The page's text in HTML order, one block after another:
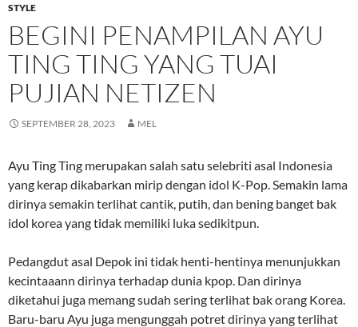
STYLE
BEGINI PENAMPILAN AYU
TING TING YANG TUAI
PUJIAN NETIZEN
SEPTEMBER 28, 2023 MEL
Ayu Ting Ting merupakan salah satu selebriti asal Indonesia
yang kerap dikabarkan mirip dengan idol K-Pop. Semakin lama
dirinya semakin terlihat cantik, putih, dan bening banget bak
idol korea yang tidak memiliki luka sedikitpun.
Pedangdut asal Depok ini tidak henti-hentinya menunjukkan
kecintaaann dirinya terhadap dunia kpop. Dan dirinya
diketahui juga memang sudah sering terlihat bak orang Korea.
Baru-baru Ayu juga mengunggah potret dirinya yang terlihat